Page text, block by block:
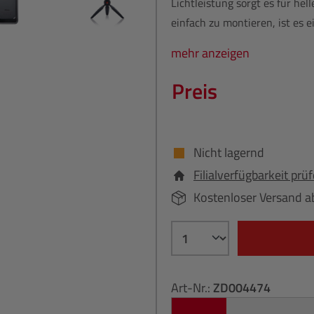
einfach zu montieren, ist es
mehr anzeigen
Preis
Nicht lagernd
Filialverfügbarkeit
Kostenloser Versand
Art-Nr.: ZD004474